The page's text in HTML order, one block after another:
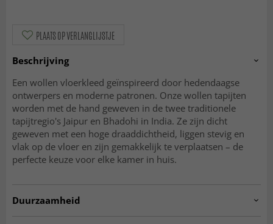
PLAATS OP VERLANGLIJSTJE
Beschrijving
Een wollen vloerkleed geïnspireerd door hedendaagse
ontwerpers en moderne patronen. Onze wollen tapijten
worden met de hand geweven in de twee traditionele
tapijtregio's Jaipur en Bhadohi in India. Ze zijn dicht
geweven met een hoge draaddichtheid, liggen stevig en
vlak op de vloer en zijn gemakkelijk te verplaatsen – de
perfecte keuze voor elke kamer in huis.
Duurzaamheid